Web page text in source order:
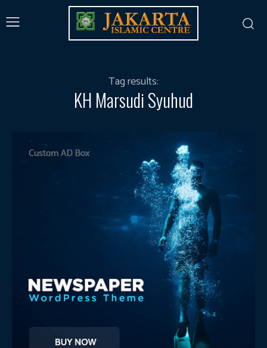
Tag results:
KH Marsudi Syuhud